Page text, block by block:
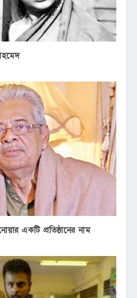
একটি প্রতিষ্ঠানের নাম